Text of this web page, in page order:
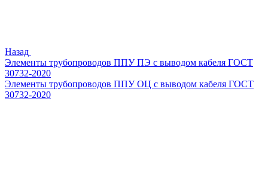
Назад
Элементы трубопроводов ППУ ПЭ с выводом кабеля ГОСТ
30732-2020
Элементы трубопроводов ППУ ОЦ с выводом кабеля ГОСТ
30732-2020